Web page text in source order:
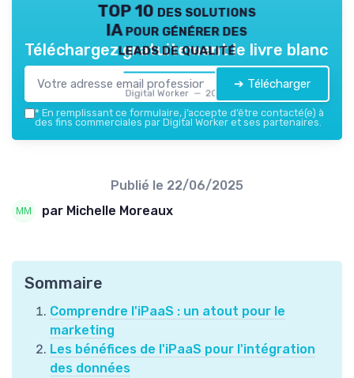
TOP 10 des solutions
IA pour générer des
leads de qualité
Digital Worker — 2026
Téléchargez gratuitement le livre blanc
➔ Télécharger
* En remplissant ce formulaire, j’accepte d’être contacté(e) à
des fins commerciales par Digital Worker et ses partenaires.
Publié le 22/06/2025
par Michelle Moreaux
Sommaire
Comprendre l'iPaaS : un atout pour le
marketing
Les bénéfices de l'iPaaS pour l'intégration
des données